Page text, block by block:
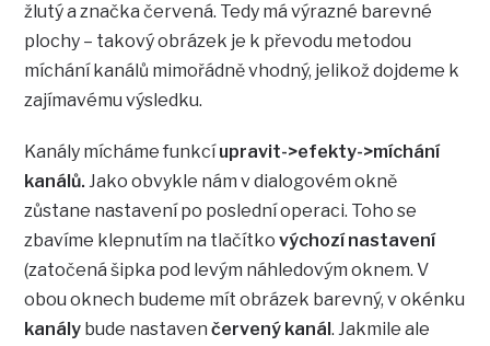
žlutý a značka červená. Tedy má výrazné barevné
plochy – takový obrázek je k převodu metodou
míchání kanálů mimořádně vhodný, jelikož dojdeme k
zajímavému výsledku.
Kanály mícháme funkcíupravit->efekty->míchání
kanálů.Jako obvykle nám v dialogovém okně
zůstane nastavení po poslední operaci. Toho se
zbavíme klepnutím na tlačítkovýchozí nastavení
(zatočená šipka pod levým náhledovým oknem. V
obou oknech budeme mít obrázek barevný, v okénku
kanály bude nastavenčervený kanál. Jakmile ale